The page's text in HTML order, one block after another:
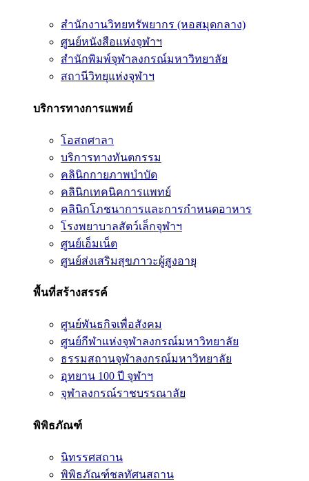
สำนักงานวิทยทรัพยากร (หอสมุดกลาง)
ศูนย์หนังสือแห่งจุฬาฯ
สำนักพิมพ์จุฬาลงกรณ์มหาวิทยาลัย
สถานีวิทยุแห่งจุฬาฯ
บริการทางการแพทย์
โอสถศาลา
บริการทางทันตกรรม
คลินิกกายภาพบำบัด
คลินิกเทคนิคการแพทย์
คลินิกโภชนาการและการกำหนดอาหาร
โรงพยาบาลสัตว์เล็กจุฬาฯ
ศูนย์เอ็มเน็ต
ศูนย์ส่งเสริมสุขภาวะผู้สูงอายุ
พื้นที่สร้างสรรค์
ศูนย์พันธกิจเพื่อสังคม
ศูนย์กีฬาแห่งจุฬาลงกรณ์มหาวิทยาลัย
ธรรมสถานจุฬาลงกรณ์มหาวิทยาลัย
อุทยาน 100 ปี จุฬาฯ
จุฬาลงกรณ์ราชบรรณาลัย
พิพิธภัณฑ์
นิทรรศสถาน
พิพิธภัณฑ์ชลทัศนสถาน